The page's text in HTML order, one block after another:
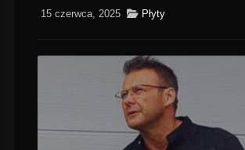
15 czerwca, 2025 Płyty